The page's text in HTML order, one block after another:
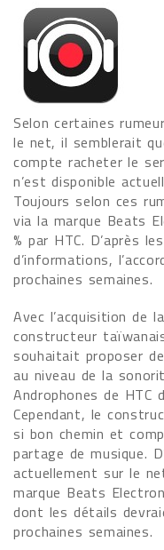
Selon certaines
le net, il semblerait
compte racheter le
n’est disponible
Toujours selon ces
via la marque Beats
% par HTC. D’après
d’informations,
prochaines semaines.
Avec l’acquisition de
constructeur
souhaitait proposer
au niveau de la
Androphones de
Cependant, le
si bon chemin et
partage de musique.
actuellement sur le
marque Beats
dont les détails
prochaines semaines.